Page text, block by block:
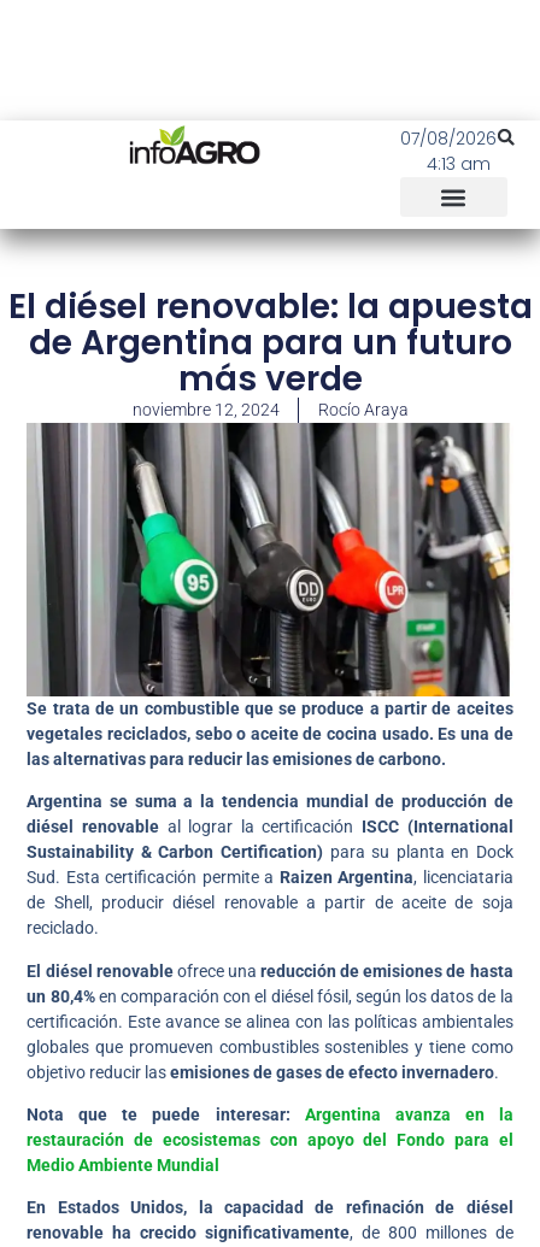
07/08/2026
4:13 am
El diésel renovable: la apuesta
de Argentina para un futuro
más verde
noviembre 12, 2024 Rocío Araya
Se trata de un combustible que se produce a partir de aceites
vegetales reciclados, sebo o aceite de cocina usado. Es una de
las alternativas para reducir las emisiones de carbono.
Argentina se suma a la tendencia mundial de producción de
diésel renovable al lograr la certificación ISCC (International
Sustainability & Carbon Certification)para su planta en Dock
Sud. Esta certificación permite a Raizen Argentina, licenciataria
de Shell, producir diésel renovable a partir de aceite de soja
reciclado.
El diésel renovableofrece unareducción de emisiones de hasta
un 80,4%en comparación con el diésel fósil, según los datos de la
certificación. Este avance se alinea con las políticas ambientales
globales que promueven combustibles sostenibles y tiene como
objetivo reducir lasemisiones de gases de efecto invernadero.
Nota que te puede interesar: Argentina avanza en la
restauración de ecosistemas con apoyo del Fondo para el
Medio Ambiente Mundial
En Estados Unidos, la capacidad de refinación de diésel
renovable ha crecido significativamente, de 800 millones de